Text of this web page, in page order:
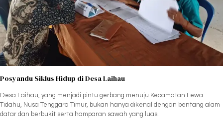
Posyandu Siklus Hidup di Desa Laihau
Desa Laihau, yang menjadi pintu gerbang menuju Kecamatan Lewa
Tidahu, Nusa Tenggara Timur, bukan hanya dikenal dengan bentang alam
datar dan berbukit serta hamparan sawah yang luas.